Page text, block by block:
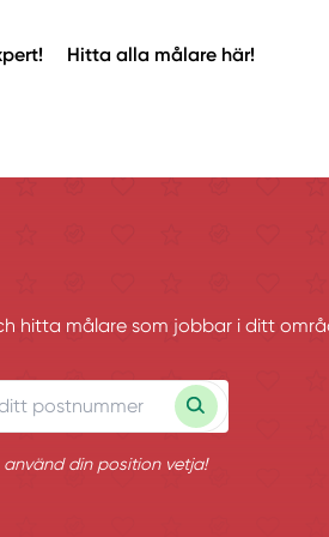
Hitta alla målare här!
hitta målare som jobbar i ditt
använd din position vetja!